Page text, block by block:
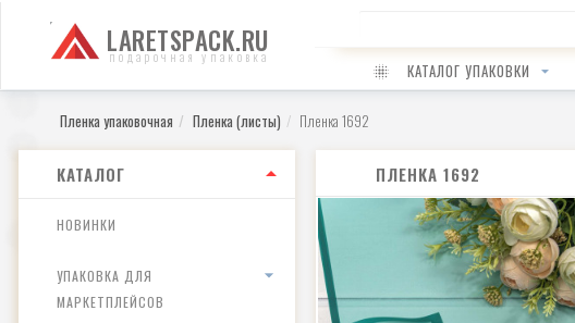
LARETSPACK.RU
подарочная упаковка
КАТАЛОГ УПАКОВКИ
Пленка упаковочная Пленка (листы) Пленка 1692
КАТАЛОГ
НОВИНКИ
УПАКОВКА ДЛЯ
МАРКЕТПЛЕЙСОВ
ПЛЕНКА 1692